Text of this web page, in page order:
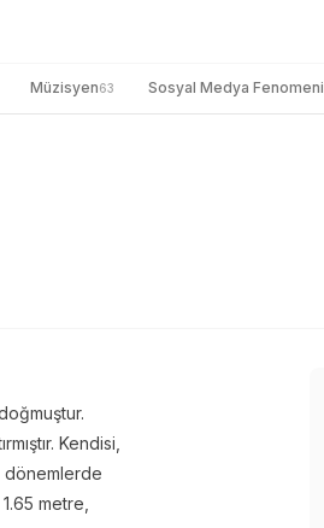
Müzisyen63 Sosyal Medya Fenomeni
Kendisi,
dönemlerde
metre,